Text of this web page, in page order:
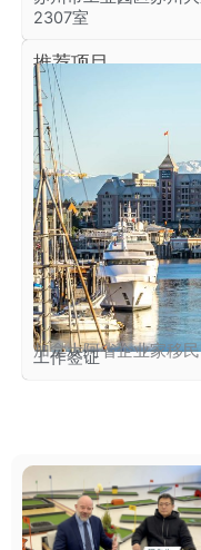
2307室
推荐项目
加拿大阿省企业家移民
工作签证
环球客户说